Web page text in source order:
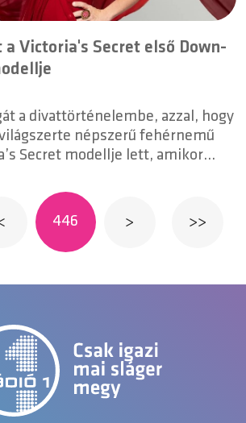
Victoria's Secret első Down-
népszerű fehérnemű
Secret modellje lett, amikor
446 > >>